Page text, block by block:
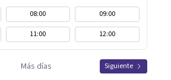
08:00
09:00
11:00 12:00
Más días Siguiente